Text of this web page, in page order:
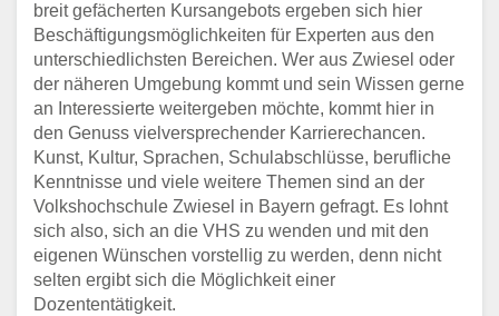
breit gefächerten Kursangebots ergeben sich hier
Beschäftigungsmöglichkeiten für Experten aus den
unterschiedlichsten Bereichen. Wer aus Zwiesel oder
der näheren Umgebung kommt und sein Wissen gerne
an Interessierte weitergeben möchte, kommt hier in
den Genuss vielversprechender Karrierechancen.
Kunst, Kultur, Sprachen, Schulabschlüsse, berufliche
Kenntnisse und viele weitere Themen sind an der
Volkshochschule Zwiesel in Bayern gefragt. Es lohnt
sich also, sich an die VHS zu wenden und mit den
eigenen Wünschen vorstellig zu werden, denn nicht
selten ergibt sich die Möglichkeit einer
Dozententätigkeit.